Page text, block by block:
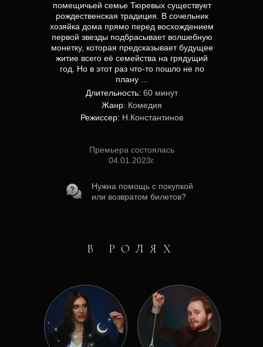
помещичьей семье Тюревых существует
рождественская традиция. В сочельник
хозяйка дома прямо перед восхождением
первой звезды подбрасывает волшебную
монетку, которая предсказывает будущее
житие всего её семейства на грядущий
год. Но в этот раз что-то пошло не по
плану ...
Длительность: 60 минут
Жанр: Комедия
Режиссер: Н.Константинов
Нужна помощь с покупкой
или возвратом билетов?
Премьера состоялась
04.01.2023г.
В РОЛЯХ